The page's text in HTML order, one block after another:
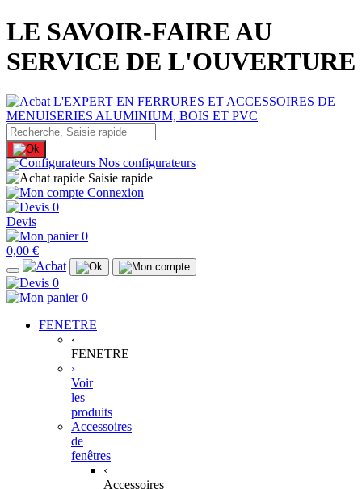
LE SAVOIR-FAIRE AU
SERVICE DE L'OUVERTURE
Nos configurateurs
Saisie rapide
Connexion
0
Devis
0
0,00 €
0
0
FENETRE
‹
FENETRE
›
Voir
les
produits
Accessoires
de
fenêtres
‹
Accessoires